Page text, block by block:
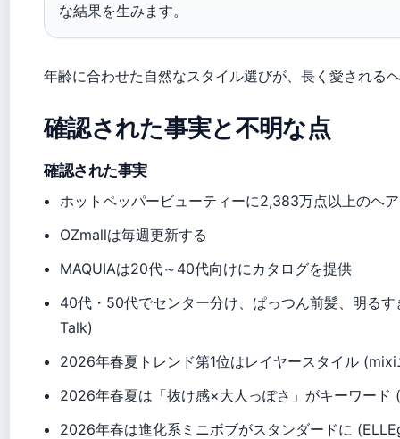
な結果を生みます。
年齢に合わせた自然なスタイル選びが、長く愛される
確認された事実と不明な点
確認された事実
ホットペッパービューティーに2,383万点以上のヘ
OZmallは毎週更新する
MAQUIAは20代～40代向けにカタログを提供
40代・50代でセンター分け、ぱっつん前髪、明る
Talk)
2026年春夏トレンド第1位はレイヤースタイル
2026年春夏は「抜け感×大人っぽさ」がキーワード
2026年春は進化系ミニボブがスタンダードに